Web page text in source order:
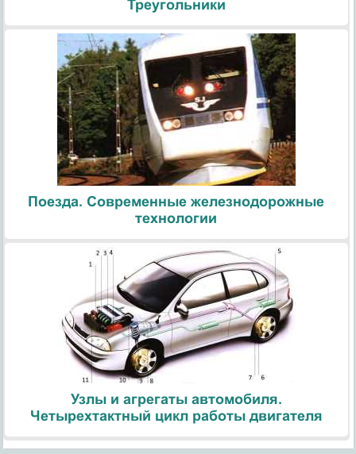
Треугольники
Поезда. Современные железнодорожные
технологии
Узлы и агрегаты автомобиля.
Четырехтактный цикл работы двигателя